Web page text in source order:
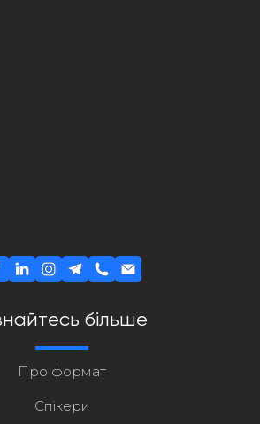
більше
Про формат
Спікери